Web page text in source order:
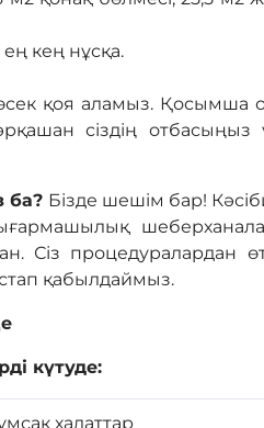
кең нұсқа.
қоя аламыз. Қосымша
сіздің
ба? Бізде шешім бар!
Сіз процедуралардан
қабылдаймыз.
күтуде:
халаттар